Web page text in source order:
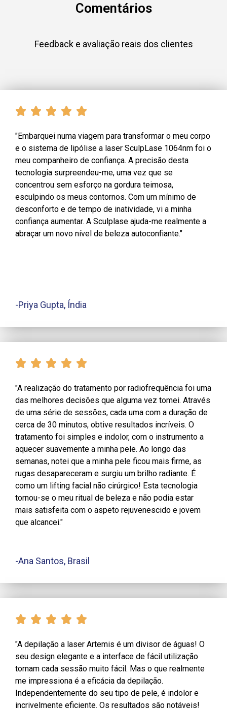
Comentários
Feedback e avaliação reais dos clientes
"Embarquei numa viagem para transformar o meu corpo
e o sistema de lipólise a laser SculpLase 1064nm foi o
meu companheiro de confiança. A precisão desta
tecnologia surpreendeu-me, uma vez que se
concentrou sem esforço na gordura teimosa,
esculpindo os meus contornos. Com um mínimo de
desconforto e de tempo de inatividade, vi a minha
confiança aumentar. A Sculplase ajuda-me realmente a
abraçar um novo nível de beleza autoconfiante."
-Priya Gupta, Índia
"A realização do tratamento por radiofrequência foi uma
das melhores decisões que alguma vez tomei. Através
de uma série de sessões, cada uma com a duração de
cerca de 30 minutos, obtive resultados incríveis. O
tratamento foi simples e indolor, com o instrumento a
aquecer suavemente a minha pele. Ao longo das
semanas, notei que a minha pele ficou mais firme, as
rugas desapareceram e surgiu um brilho radiante. É
como um lifting facial não cirúrgico! Esta tecnologia
tornou-se o meu ritual de beleza e não podia estar
mais satisfeita com o aspeto rejuvenescido e jovem
que alcancei."
-Ana Santos, Brasil
"A depilação a laser Artemis é um divisor de águas! O
seu design elegante e a interface de fácil utilização
tornam cada sessão muito fácil. Mas o que realmente
me impressiona é a eficácia da depilação.
Independentemente do seu tipo de pele, é indolor e
incrivelmente eficiente. Os resultados são notáveis!